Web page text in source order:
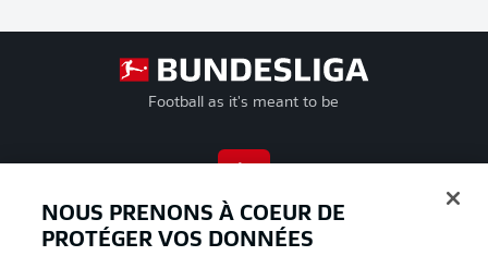
Football as it's meant to be
BUNDESLIGA APP
NOUS PRENONS À COEUR DE
PROTÉGER VOS DONNÉES